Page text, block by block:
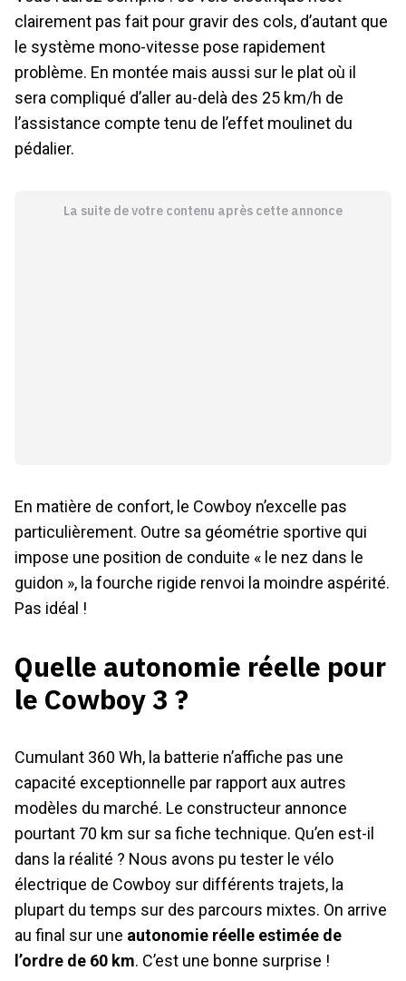
clairement pas fait pour gravir des cols, d’autant que
le système mono-vitesse pose rapidement
problème. En montée mais aussi sur le plat où il
sera compliqué d’aller au-delà des 25 km/h de
l’assistance compte tenu de l’effet moulinet du
pédalier.
La suite de votre contenu après cette annonce
En matière de confort, le Cowboy n’excelle pas
particulièrement. Outre sa géométrie sportive qui
impose une position de conduite « le nez dans le
guidon », la fourche rigide renvoi la moindre aspérité.
Pas idéal !
Quelle autonomie réelle pour
le Cowboy 3 ?
Cumulant 360 Wh, la batterie n’affiche pas une
capacité exceptionnelle par rapport aux autres
modèles du marché. Le constructeur annonce
pourtant 70 km sur sa fiche technique. Qu’en est-il
dans la réalité ? Nous avons pu tester le vélo
électrique de Cowboy sur différents trajets, la
plupart du temps sur des parcours mixtes. On arrive
au final sur une autonomie réelle estimée de
l’ordre de 60 km. C’est une bonne surprise !